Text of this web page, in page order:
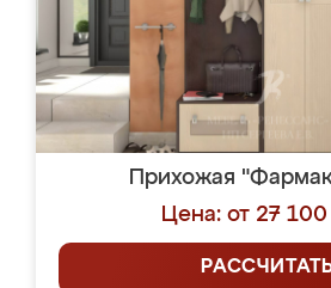
Прихожая
Цена: от 27 100